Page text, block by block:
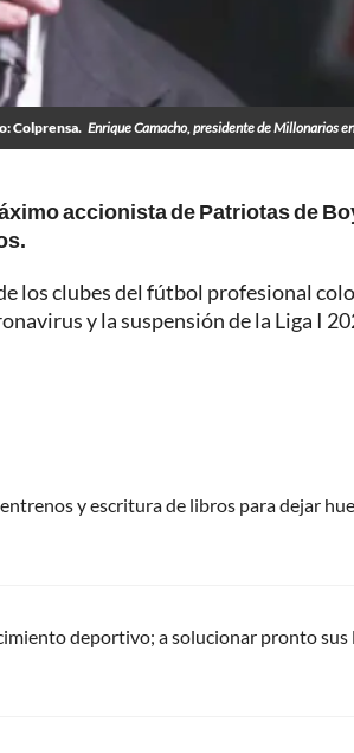
Colprensa. Enrique Camacho, presidente de Millonarios
accionista de Patriotas de
los clubes del fútbol profesional
y la suspensión de la Liga I
y escritura de libros para dejar
deportivo; a solucionar pronto sus